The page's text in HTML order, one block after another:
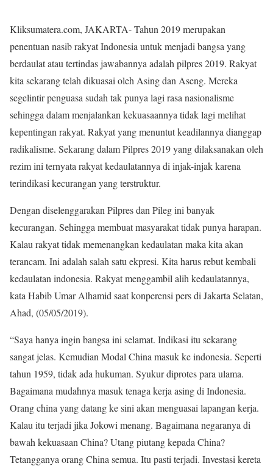
Kliksumatera.com, JAKARTA- Tahun 2019 merupakan
penentuan nasib rakyat Indonesia untuk menjadi bangsa yang
berdaulat atau tertindas jawabannya adalah pilpres 2019. Rakyat
kita sekarang telah dikuasai oleh Asing dan Aseng. Mereka
segelintir penguasa sudah tak punya lagi rasa nasionalisme
sehingga dalam menjalankan kekuasaannya tidak lagi melihat
kepentingan rakyat. Rakyat yang menuntut keadilannya dianggap
radikalisme. Sekarang dalam Pilpres 2019 yang dilaksanakan oleh
rezim ini ternyata rakyat kedaulatannya di injak-injak karena
terindikasi kecurangan yang terstruktur.
Dengan diselenggarakan Pilpres dan Pileg ini banyak
kecurangan. Sehingga membuat masyarakat tidak punya harapan.
Kalau rakyat tidak memenangkan kedaulatan maka kita akan
terancam. Ini adalah salah satu ekpresi. Kita harus rebut kembali
kedaulatan indonesia. Rakyat menggambil alih kedaulatannya,
kata Habib Umar Alhamid saat konperensi pers di Jakarta Selatan,
Ahad, (05/05/2019).
“Saya hanya ingin bangsa ini selamat. Indikasi itu sekarang
sangat jelas. Kemudian Modal China masuk ke indonesia. Seperti
tahun 1959, tidak ada hukuman. Syukur diprotes para ulama.
Bagaimana mudahnya masuk tenaga kerja asing di Indonesia.
Orang china yang datang ke sini akan menguasai lapangan kerja.
Kalau itu terjadi jika Jokowi menang. Bagaimana negaranya di
bawah kekuasaan China? Utang piutang kepada China?
Tetangganya orang China semua. Itu pasti terjadi. Investasi kereta